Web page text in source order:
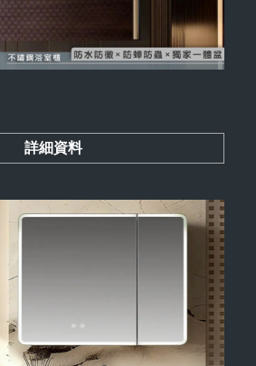
詳細資料